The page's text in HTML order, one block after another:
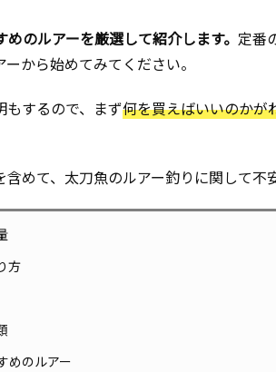
のルアーを厳選して紹介します。 定番
から始めてみてください。
するので、まず何を買えばいいのかが
めて、太刀魚のルアー釣りに関して不
方
めのルアー